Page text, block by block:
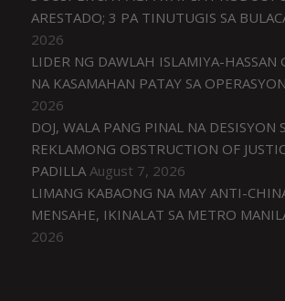
ARESTADO; 3 PA TINUTUGIS SA
2026
LIDER NG DAWLAH ISLAMIYA-HASSAN
NA KASAMAHAN PATAY SA OPERASYON
2026
DOJ, WALA PANG PINAL NA DESISYON
REKLAMONG OBSTRUCTION OF
PADILLA August 7, 2026
LIMANG KABAONG NA MAY ANTI-
MENSAHE, IKINALAT SA METRO
2026